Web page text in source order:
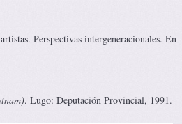
Perspectivas intergeneracionales. En
. Lugo: Deputación Provincial, 1991.